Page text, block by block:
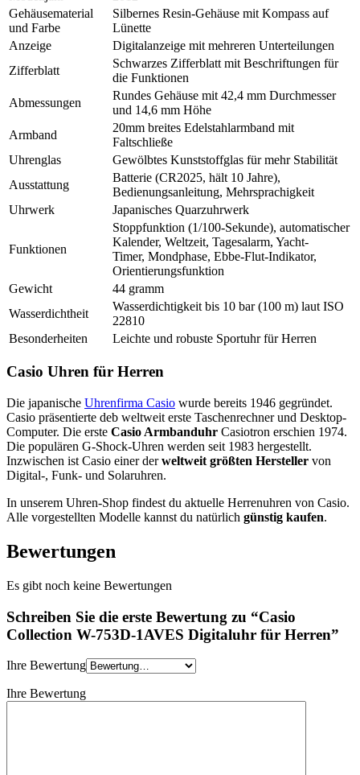
Gehäusematerial
und Farbe
Silbernes Resin-Gehäuse mit Kompass auf
Lünette
Anzeige
Digitalanzeige mit mehreren Unterteilungen
Zifferblatt
Schwarzes Zifferblatt mit Beschriftungen für
die Funktionen
Abmessungen
Rundes Gehäuse mit 42,4 mm Durchmesser
und 14,6 mm Höhe
Armband
20mm breites Edelstahlarmband mit
Faltschließe
Uhrenglas
Gewölbtes Kunststoffglas für mehr Stabilität
Ausstattung
Batterie (CR2025, hält 10 Jahre),
Bedienungsanleitung, Mehrsprachigkeit
Uhrwerk
Japanisches Quarzuhrwerk
Funktionen
Stoppfunktion (1/100-Sekunde), automatischer
Kalender, Weltzeit, Tagesalarm, Yacht-
Timer, Mondphase, Ebbe-Flut-Indikator,
Orientierungsfunktion
Gewicht
44 gramm
Wasserdichtheit
Wasserdichtigkeit bis 10 bar (100 m) laut ISO
22810
Besonderheiten
Leichte und robuste Sportuhr für Herren
Casio Uhren für Herren
Die japanische Uhrenfirma Casio wurde bereits 1946 gegründet.
Casio präsentierte deb weltweit erste Taschenrechner und Desktop-
Computer. Die erste Casio Armbanduhr Casiotron erschien 1974.
Die populären G-Shock-Uhren werden seit 1983 hergestellt.
Inzwischen ist Casio einer derweltweit größten Hersteller von
Digital-, Funk- und Solaruhren.
In unserem Uhren-Shop findest du aktuelle Herrenuhren von Casio.
Alle vorgestellten Modelle kannst du natürlich günstig kaufen.
Bewertungen
Es gibt noch keine Bewertungen
Schreiben Sie die erste Bewertung zu “Casio
Collection W-753D-1AVES Digitaluhr für Herren”
Ihre Bewertung
Ihre Bewertung